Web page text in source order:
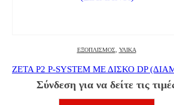
ΕΞΟΠΛΙΣΜΌΣ, ΥΛΙΚΆ
ZETA P2 P-SYSTEM ΜΕ ΔΙΣΚΟ DP
Σύνδεση για να δείτε τις